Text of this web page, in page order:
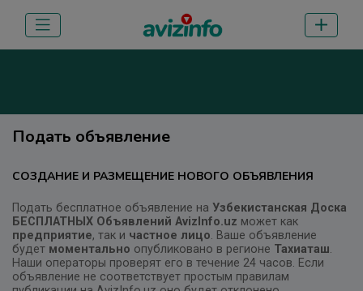
Подать объявление
СОЗДАНИЕ И РАЗМЕЩЕНИЕ НОВОГО ОБЪЯВЛЕНИЯ
Подать бесплатное объявление на Узбекистанская Доска
БЕСПЛАТНЫХ Объявлений AvizInfo.uz может как
предприятие, так и частное лицо. Ваше объявление
будет моментально опубликовано в регионе Тахиаташ.
Наши операторы проверят его в течение 24 часов. Если
объявление не соответствует простым правилам